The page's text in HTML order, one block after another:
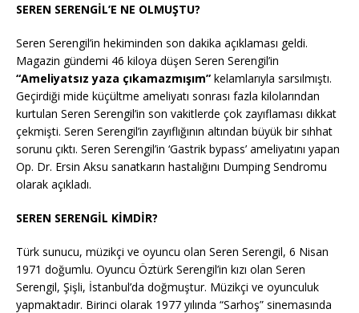
SEREN SERENGİL’E NE OLMUŞTU?
Seren Serengil’in hekiminden son dakika açıklaması geldi.
Magazin gündemi 46 kiloya düşen Seren Serengil’in
“Ameliyatsız yaza çıkamazmışım” kelamlarıyla sarsılmıştı.
Geçirdiği mide küçültme ameliyatı sonrası fazla kilolarından
kurtulan Seren Serengil’in son vakitlerde çok zayıflaması dikkat
çekmişti. Seren Serengil’in zayıflığının altından büyük bir sıhhat
sorunu çıktı. Seren Serengil’in ‘Gastrik bypass’ ameliyatını yapan
Op. Dr. Ersin Aksu sanatkarın hastalığını Dumping Sendromu
olarak açıkladı.
SEREN SERENGİL KİMDİR?
Türk sunucu, müzikçi ve oyuncu olan Seren Serengil, 6 Nisan
1971 doğumlu. Oyuncu Öztürk Serengil’in kızı olan Seren
Serengil, Şişli, İstanbul’da doğmuştur. Müzikçi ve oyunculuk
yapmaktadır. Birinci olarak 1977 yılında “Sarhoş” sinemasında